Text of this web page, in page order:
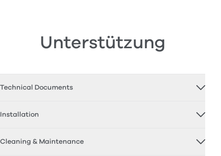
Unterstützung
Technical Documents
Installation
Cleaning & Maintenance